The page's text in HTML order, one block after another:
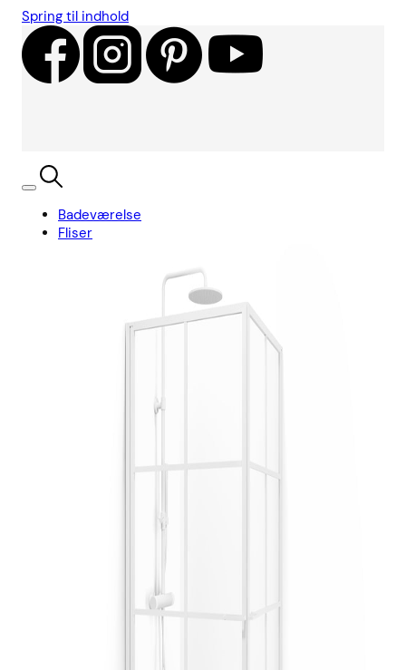
Spring til indhold
Badeværelse
Fliser
indretningskonsulent